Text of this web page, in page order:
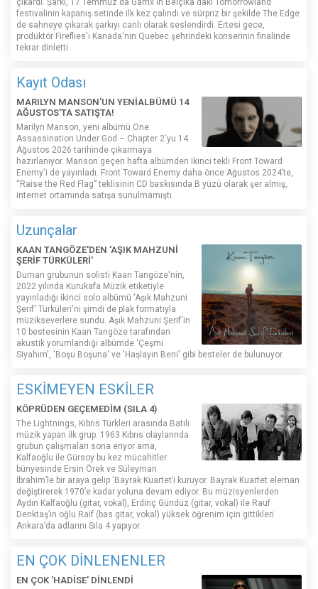
çıkardı. Şarkı, 17 Temmuz'da Garrix'in Belçika'daki Tomorrowland
festivalinin kapanış setinde ilk kez çalındı ​​ve sürpriz bir şekilde The Edge
de sahneye çıkarak şarkıyı canlı olarak seslendirdi. Ertesi gece,
prodüktör Fireflies'ı Kanada'nın Quebec şehrindeki konserinin finalinde
tekrar dinletti.
Kayıt Odası
MARILYN MANSON'UN YENİALBÜMÜ 14
AĞUSTOS'TA SATIŞTA!
Marilyn Manson, yeni albümü One
Assassination Under God – Chapter 2'yu 14
Ağustos 2026 tarihinde çıkarmaya
hazırlanıyor. Manson geçen hafta albümden ikinci tekli Front Toward
Enemy'i de yayınladı. Front Toward Enemy daha önce Ağustos 2024’te,
“Raise the Red Flag” teklisinin CD baskısında B yüzü olarak şer almış,
internet ortamında satışa sunulmamıştı.
Uzunçalar
KAAN TANGÖZE'DEN 'AŞIK MAHZUNİ
ŞERİF TÜRKÜLERİ'
Duman grubunun solisti Kaan Tangöze'nin,
2022 yılında Kurukafa Müzik etiketiyle
yayınladığı ikinci solo albümü 'Aşık Mahzuni
Şerif' Türküleri'ni şimdi de plak formatıyla
müzikseverlere sundu. Aşık Mahzuni Şerif'in
10 bestesinin Kaan Tangöze tarafından
akustik yorumlandığı albümde 'Çeşmi
Siyahım', 'Boşu Boşuna' ve 'Haşlayın Beni' gibi besteler de bulunuyor.
ESKİMEYEN ESKİLER
KÖPRÜDEN GEÇEMEDİM (SILA 4)
The Lightnings, Kıbrıs Türkleri arasında Batılı
müzik yapan ilk grup. 1963 Kıbrıs olaylarında
grubun çalışmaları sona eriyor ama,
Kalfaoğlu ile Gürsoy bu kez mücahitler
bünyesinde Ersin Örek ve Süleyman
İbrahim’le bir araya gelip ‘Bayrak Kuartet’i kuruyor. Bayrak Kuartet eleman
değiştirerek 1970’e kadar yoluna devam ediyor. Bu müzisyenlerden
Aydın Kalfaoğlu (gitar, vokal), Erdinç Gündüz (gitar, vokal) ile Rauf
Denktaş’ın oğlu Raif (bas gitar, vokal) yüksek öğrenim için gittikleri
Ankara’da adlarını Sıla 4 yapıyor.
EN ÇOK DİNLENENLER
EN ÇOK 'HADİSE' DİNLENDİ